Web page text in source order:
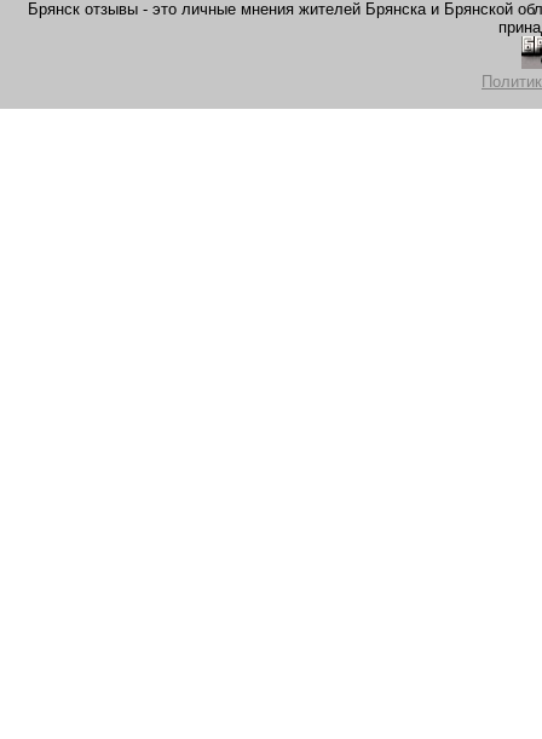
Брянск отзывы - это личные мнения жителей Брянска и Брянской